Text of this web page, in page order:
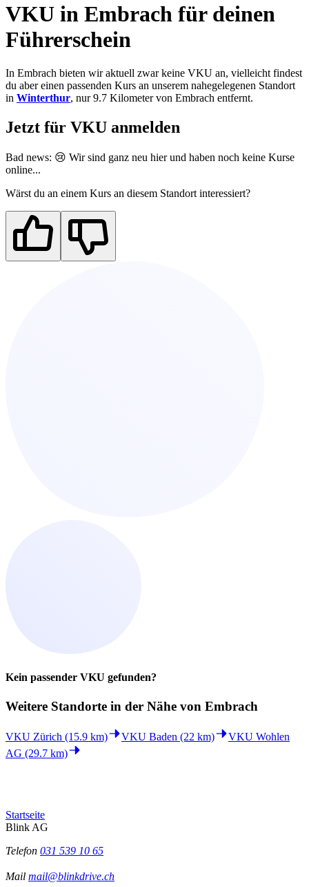
VKU in Embrach für deinen
Führerschein
In Embrach bieten wir aktuell zwar keine VKU an, vielleicht findest
du aber einen passenden Kurs an unserem nahegelegenen Standort
in Winterthur, nur 9.7 Kilometer von Embrach entfernt.
Jetzt für VKU anmelden
Bad news: 😢 Wir sind ganz neu hierund haben noch keine Kurse
online...
Wärst du an einem Kurs an diesem Standort interessiert?
Kein passender VKU gefunden?
Weitere Standorte in der Nähe von Embrach
VKU Zürich (15.9 km) VKU Baden (22 km)
VKU Wohlen
AG (29.7 km)
Startseite
Blink AG
Telefon 031 539 10 65
Mail mail@blinkdrive.ch